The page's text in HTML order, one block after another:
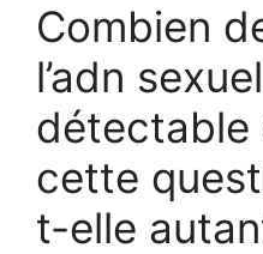
Combien
l’adn
détectable
cette
t-elle